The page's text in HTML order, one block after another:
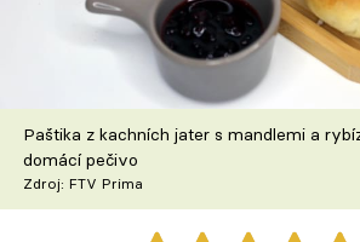
Škola vaření
Recepty z TV
Speciál: Cuketa
Těhotnej kuchař
Paštika z kachních jater s mandlemi a
domácí pečivo
Zdroj: FTV Prima